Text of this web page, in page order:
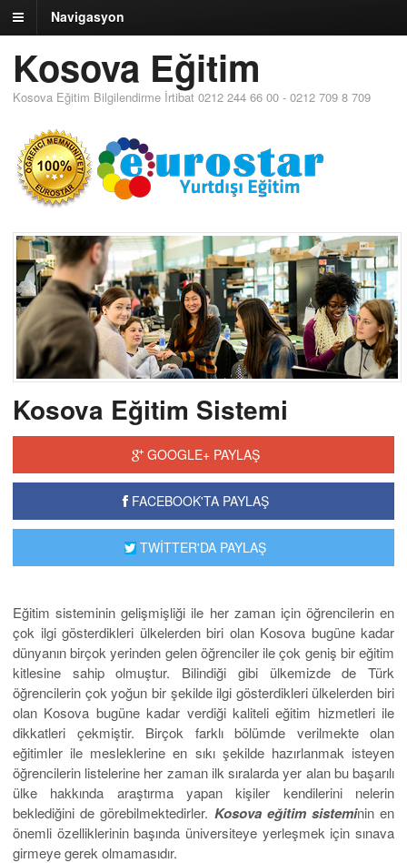
Navigasyon
Kosova Eğitim
Kosova Eğitim Bilgilendirme İrtibat 0212 244 66 00 - 0212 709 8 709
Kosova Eğitim Sistemi
GOOGLE+ PAYLAŞ
FACEBOOK'TA PAYLAŞ
TWİTTER'DA PAYLAŞ
Eğitim sisteminin gelişmişliği ile her zaman için öğrencilerin en
çok ilgi gösterdikleri ülkelerden biri olan Kosova bugüne kadar
dünyanın birçok yerinden gelen öğrenciler ile çok geniş bir eğitim
kitlesine sahip olmuştur. Bilindiği gibi ülkemizde de Türk
öğrencilerin çok yoğun bir şekilde ilgi gösterdikleri ülkelerden biri
olan Kosova bugüne kadar verdiği kaliteli eğitim hizmetleri ile
dikkatleri çekmiştir. Birçok farklı bölümde verilmekte olan
eğitimler ile mesleklerine en sıkı şekilde hazırlanmak isteyen
öğrencilerin listelerine her zaman ilk sıralarda yer alan bu başarılı
ülke hakkında araştırma yapan kişiler kendilerini nelerin
beklediğini de görebilmektedirler. Kosova eğitim sisteminin en
önemli özelliklerinin başında üniversiteye yerleşmek için sınava
girmeye gerek olmamasıdır.